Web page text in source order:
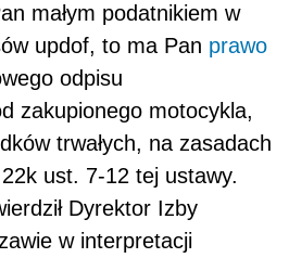
małym podatnikiem w
updof, to ma Pan prawo
odpisu
zakupionego motocykla,
trwałych, na zasa­dach
ust. 7-12 tej ustawy.
Dyrektor Izby
w interpretacji